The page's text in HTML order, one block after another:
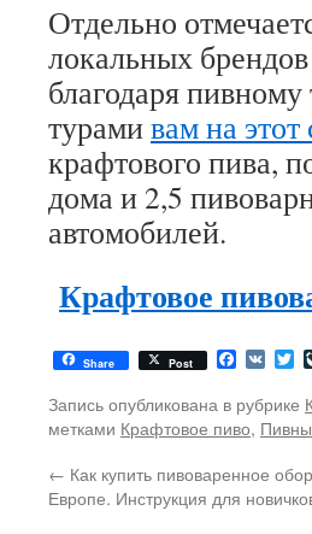
Отдельно
локальных
благодаря
турамивам на этот
крафтового пива,
дома и 2,5
автомобилей.
Крафтовое
Share Post Facebook
VK
Запись опубликована в рубрике
метками Крафтовое пиво,
← Как купить пивоваренное
Европе. Инструкция для